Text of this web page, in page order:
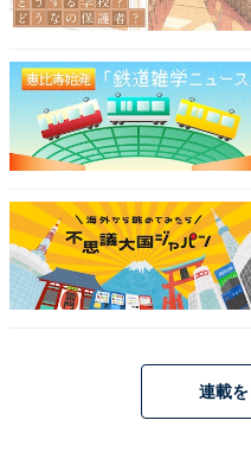
嫌われている状況で、た
もしそれを避けたいなら
や活動内容を改善し、且
う。
同時に、発想を切り替え
り返すのです。つまり「
まった人とお金で、でき
連載